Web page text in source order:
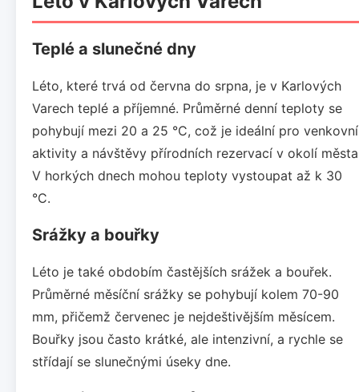
Teplé a slunečné dny
Léto, které trvá od června do srpna, je v Karlových
Varech teplé a příjemné. Průměrné denní teploty se
pohybují mezi 20 a 25 °C, což je ideální pro venkovní
aktivity a návštěvy přírodních rezervací v okolí
V horkých dnech mohou teploty vystoupat až k 30
°C.
Srážky a bouřky
Léto je také obdobím častějších srážek a bouřek.
Průměrné měsíční srážky se pohybují kolem 70-90
mm, přičemž červenec je nejdeštivějším měsícem.
Bouřky jsou často krátké, ale intenzivní, a rychle se
střídají se slunečnými úseky dne.